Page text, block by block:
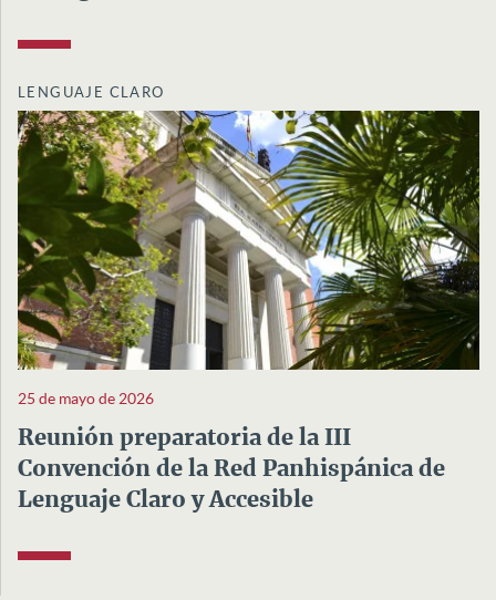
LENGUAJE CLARO
25 de mayo de 2026
Reunión preparatoria de la III
Convención de la Red Panhispánica de
Lenguaje Claro y Accesible